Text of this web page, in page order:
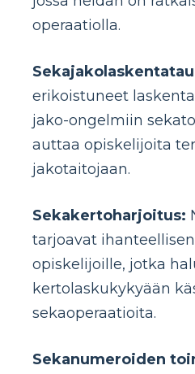
operaatiolla.
erikoistuneet
jako-ongelmiin
auttaa opiskelijoita
jakotaitojaan.
Sekakertoharjoitus:
tarjoavat
opiskelijoille, jotka
kertolaskukykyään
sekaoperaatioita.
Sekanumeroiden